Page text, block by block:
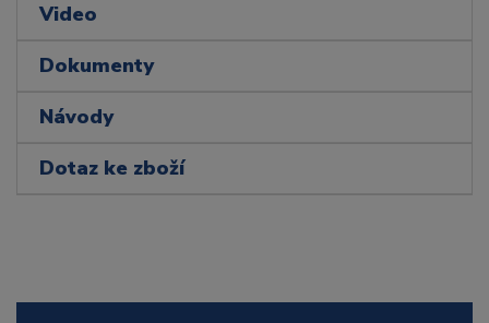
Video
Dokumenty
Návody
Dotaz ke zboží